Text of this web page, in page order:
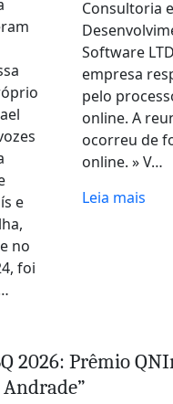
e
no
foi
Consultoria e
Software
empresa
pelo
online. A
ocorreu de
online. » V…
Leia mais
2026: Prêmio